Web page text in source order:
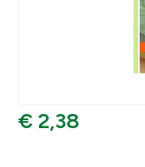
€ 2,38